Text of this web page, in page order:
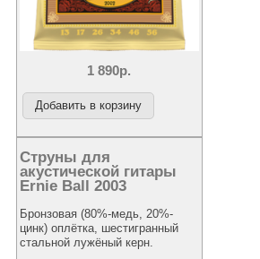
1 890р.
Струны для
акустической гитары
Ernie Ball 2003
Бронзовая (80%-медь, 20%-
цинк) оплётка, шестигранный
стальной лужёный керн.